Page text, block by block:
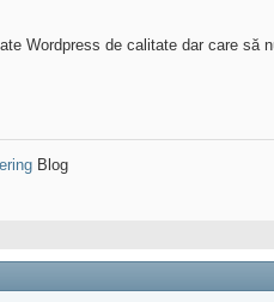
Wordpress de calitate dar care să
Blog